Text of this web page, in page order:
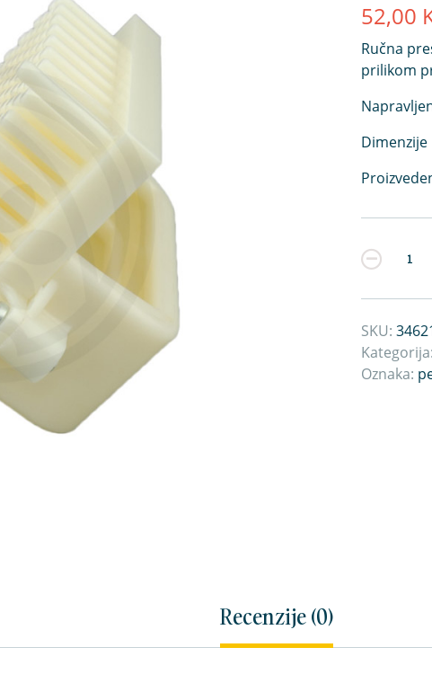
52,00
Ručna
prilikom
Dimenzije
Kvantitet
SKU:
Oznaka:
Recenzije (0)